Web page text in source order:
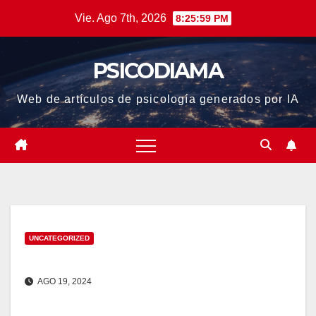
Vie. Ago 7th, 2026 8:25:59 PM
PSICODIAMA
Web de artículos de psicología generados por IA
UNCATEGORIZED
AGO 19, 2024